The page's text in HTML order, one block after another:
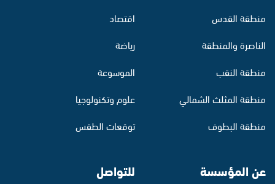
منطقة القدس
الناصرة والمنطقة
منطقة النقب
منطقة المثلث الشمالي
منطقة البطوف
اقتصاد
رياضة
الموسوعة
علوم وتكنولوجيا
توقعات الطقس
عن المؤسسة للتواصل